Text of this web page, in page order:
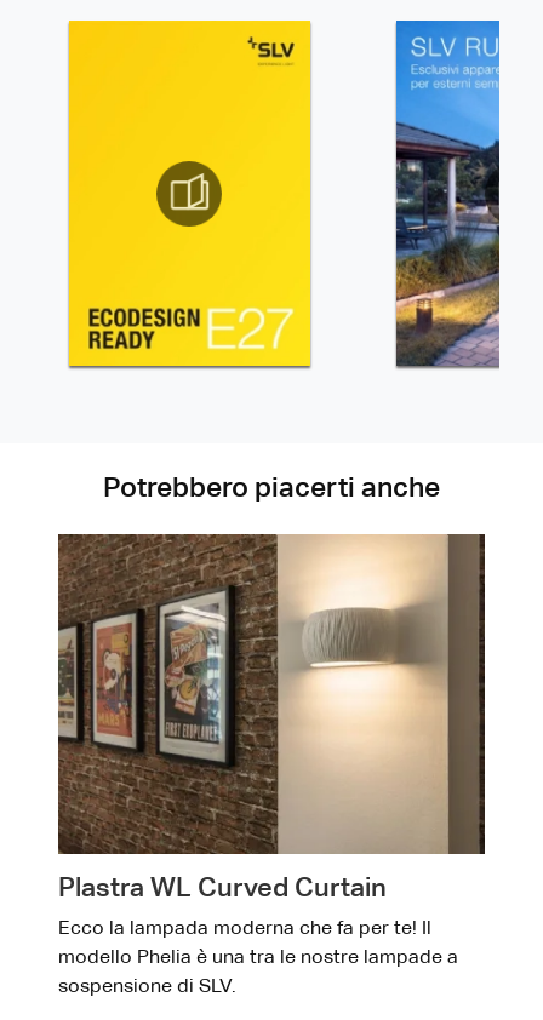
Potrebbero piacerti anche
Plastra WL Curved Curtain
Ecco la lampada moderna che fa per te! Il
modello Phelia è una tra le nostre lampade a
sospensione di SLV.